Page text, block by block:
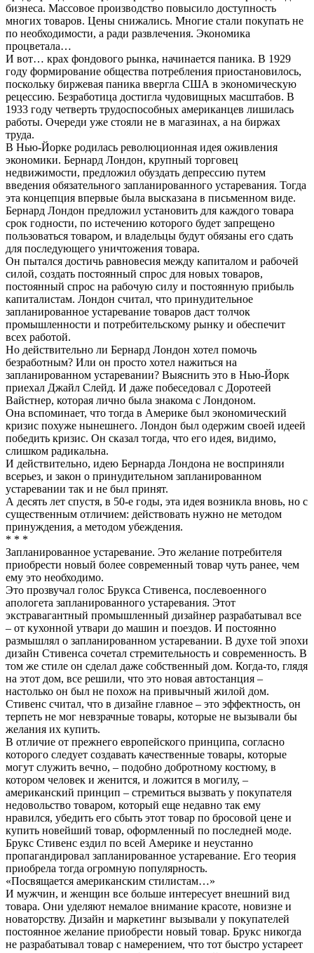
бизнеса. Массовое производство повысило доступность
многих товаров. Цены снижались. Многие стали покупать не
по необходимости, а ради развлечения. Экономика
процветала…
И вот… крах фондового рынка, начинается паника. В 1929
году формирование общества потребления приостановилось,
поскольку биржевая паника ввергла США в экономическую
рецессию. Безработица достигла чудовищных масштабов. В
1933 году четверть трудоспособных американцев лишилась
работы. Очереди уже стояли не в магазинах, а на биржах
труда.
В Нью-Йорке родилась революционная идея оживления
экономики. Бернард Лондон, крупный торговец
недвижимости, предложил обуздать депрессию путем
введения обязательного запланированного устаревания. Тогда
эта концепция впервые была высказана в письменном виде.
Бернард Лондон предложил установить для каждого товара
срок годности, по истечению которого будет запрещено
пользоваться товаром, и владельцы будут обязаны его сдать
для последующего уничтожения товара.
Он пытался достичь равновесия между капиталом и рабочей
силой, создать постоянный спрос для новых товаров,
постоянный спрос на рабочую силу и постоянную прибыль
капиталистам. Лондон считал, что принудительное
запланированное устаревание товаров даст толчок
промышленности и потребительскому рынку и обеспечит
всех работой.
Но действительно ли Бернард Лондон хотел помочь
безработным? Или он просто хотел нажиться на
запланированном устаревании? Выяснить это в Нью-Йорк
приехал Джайл Слейд. И даже побеседовал с Доротеей
Вайстнер, которая лично была знакома с Лондоном.
Она вспоминает, что тогда в Америке был экономический
кризис похуже нынешнего. Лондон был одержим своей идеей
победить кризис. Он сказал тогда, что его идея, видимо,
слишком радикальна.
И действительно, идею Бернарда Лондона не восприняли
всерьез, и закон о принудительном запланированном
устаревании так и не был принят.
А десять лет спустя, в 50-е годы, эта идея возникла вновь, но с
существенным отличием: действовать нужно не методом
принуждения, а методом убеждения.
* * *
Запланированное устаревание. Это желание потребителя
приобрести новый более современный товар чуть ранее, чем
ему это необходимо.
Это прозвучал голос Брукса Стивенса, послевоенного
апологета запланированного устаревания. Этот
экстравагантный промышленный дизайнер разрабатывал все
– от кухонной утвари до машин и поездов. И постоянно
размышлял о запланированном устаревании. В духе той эпохи
дизайн Стивенса сочетал стремительность и современность. В
том же стиле он сделал даже собственный дом. Когда-то, глядя
на этот дом, все решили, что это новая автостанция –
настолько он был не похож на привычный жилой дом.
Стивенс считал, что в дизайне главное – это эффектность, он
терпеть не мог невзрачные товары, которые не вызывали бы
желания их купить.
В отличие от прежнего европейского принципа, согласно
которого следует создавать качественные товары, которые
могут служить вечно, – подобно добротному костюму, в
котором человек и женится, и ложится в могилу, –
американский принцип – стремиться вызвать у покупателя
недовольство товаром, который еще недавно так ему
нравился, убедить его сбыть этот товар по бросовой цене и
купить новейший товар, оформленный по последней моде.
Брукс Стивенс ездил по всей Америке и неустанно
пропагандировал запланированное устаревание. Его теория
приобрела тогда огромную популярность.
«Посвящается американским стилистам…»
И мужчин, и женщин все больше интересует внешний вид
товара. Они уделяют немалое внимание красоте, новизне и
новаторству. Дизайн и маркетинг вызывали у покупателей
постоянное желание приобрести новый товар. Брукс никогда
не разрабатывал товар с намерением, что тот быстро устареет